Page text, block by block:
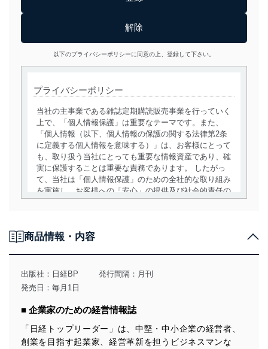
以下のプライバシーポリシーに同意の上、登録して下さい。
プライバシーポリシー
当社の主事業である雑誌定期購読販売事業を行っていく
上で、「個人情報保護」は重要なテーマです。また、
「個人情報（以下、個人情報の保護の関する法律第2条
に定義する個人情報を意味する）」は、お客様にとって
も、取り扱う当社にとっても重要な情報資産であり、確
実に保護することは重要な責務であります。 したがっ
て、当社は「個人情報保護」のための全社的な取り組み
を実施し、お客様への「安心」の提供及び社会的責任の
用目的を明確にし、本人の同意を得たうえで利用目的の
達成に必要な範囲内で適法かつ公正な手段によって取
得・利用・提供を行います。また、当社が保有している
個人情報は、同意を得ずに目的外利用、第三者への提
みを確実にするため、従業者等の教育を徹底してまいり
ます。また、目的外利用を行わないために、適切な管理
措置を講じます。
商品情報・内容
出版社： 日経BP
発行間隔：月刊
発売日：毎月1日
■ 企業家のための経営情報誌
「日経トップリーダー」は、中堅・中小企業の経営者、
創業を目指す起業家、経営革新を担うビジネスマンな